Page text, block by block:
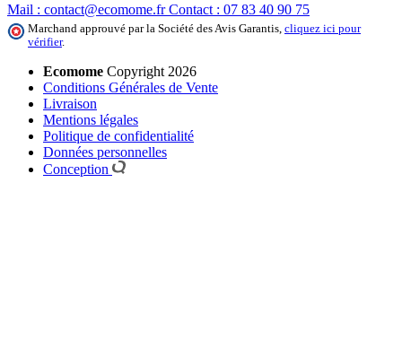
Mail : contact@ecomome.fr Contact : 07 83 40 90 75
Marchand approuvé par la Société des Avis Garantis, cliquez ici pour
vérifier.
Ecomome Copyright 2026
Conditions Générales de Vente
Livraison
Mentions légales
Politique de confidentialité
Données personnelles
Conception